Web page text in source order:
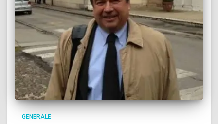
GENERALE